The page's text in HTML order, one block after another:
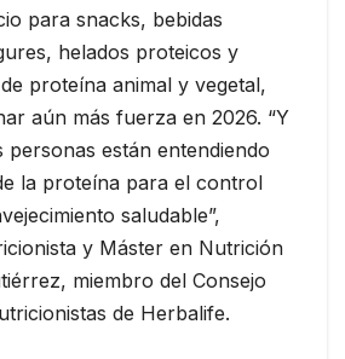
para snacks, bebidas
helados proteicos y
proteína animal y vegetal,
aún más fuerza en 2026. “Y
personas están entendiendo
la proteína para el control
saludable”,
y Máster en Nutrición
miembro del Consejo
de Herbalife.